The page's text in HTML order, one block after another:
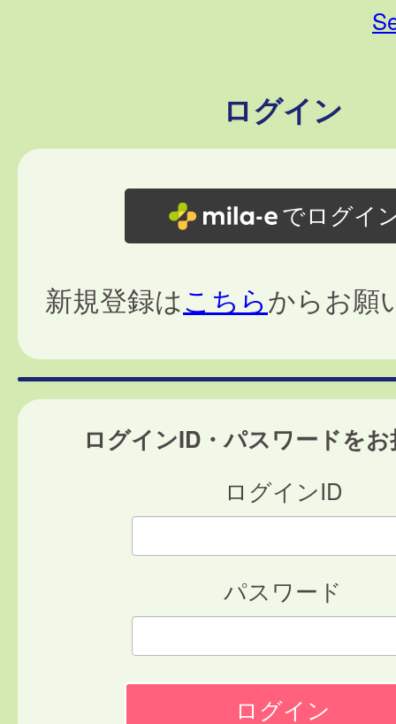
ログイン
でログイ
新規登録はこちらからお願
ログインID・パスワードを
ログインID
パスワード